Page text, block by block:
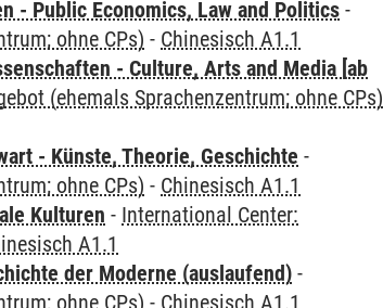
- Public Economics, Law and Politics -
ohne CPs) - Chinesisch A1.1
- Culture, Arts and Media [ab
(ehemals Sprachenzentrum; ohne CPs)
- Künste, Theorie, Geschichte -
ohne CPs) - Chinesisch A1.1
Kulturen - International Center:
A1.1
der Moderne (auslaufend) -
ohne CPs) - Chinesisch A1.1